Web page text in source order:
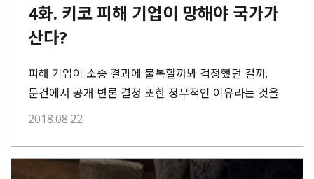
4화. 키코 피해 기업이 망해야 국가가
산다?
피해 기업이 소송 결과에 불복할까봐 걱정했던 걸까.
문건에서 공개 변론 결정 또한 정무적인 이유라는 것을
고백했다. 당시 대법원은 키코 부당이득금 반환 소송
2018.08.22